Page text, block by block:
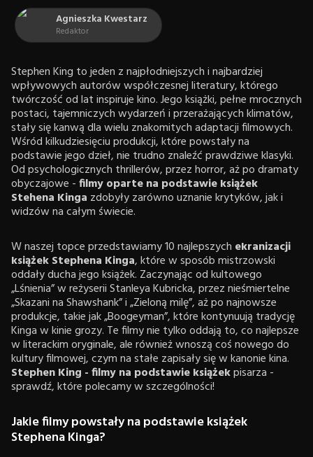
Agnieszka Kwestarz
Redaktor
Stephen King to jeden z najpłodniejszych i najbardziej
wpływowych autorów współczesnej literatury, którego
twórczość od lat inspiruje kino. Jego książki, pełne mrocznych
postaci, tajemniczych wydarzeń i przerażających klimatów,
stały się kanwą dla wielu znakomitych adaptacji filmowych.
Wśród kilkudziesięciu produkcji, które powstały na
podstawie jego dzieł, nie trudno znaleźć prawdziwe klasyki.
Od psychologicznych thrillerów, przez horror, aż po dramaty
obyczajowe -filmy oparte na podstawie książek
Stehena Kinga zdobyły zarówno uznanie krytyków, jak i
widzów na całym świecie.
W naszej topce przedstawiamy 10 najlepszych ekranizacji
książek Stephena Kinga, które w sposób mistrzowski
oddały ducha jego książek. Zaczynając od kultowego
„Lśnienia” w reżyserii Stanleya Kubricka, przez nieśmiertelne
„Skazani na Shawshank” i „Zieloną milę”, aż po najnowsze
produkcje, takie jak „Boogeyman”, które kontynuują tradycję
Kinga w kinie grozy. Te filmy nie tylko oddają to, co najlepsze
w literackim oryginale, ale również wnoszą coś nowego do
kultury filmowej, czym na stałe zapisały się w kanonie kina.
Stephen King - filmy na podstawie książekpisarza -
sprawdź, które polecamy w szczególności!
Jakie filmy powstały na podstawie książek
Stephena Kinga?